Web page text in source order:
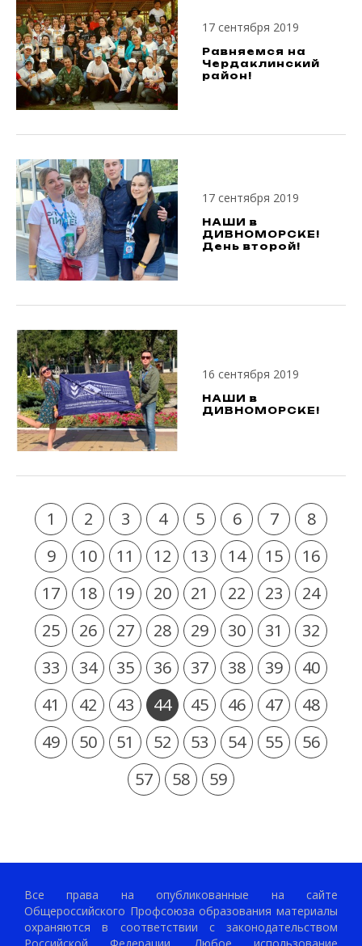
17 сентября 2019
Равняемся на
Чердаклинский
район!
17 сентября 2019
НАШИ в
ДИВНОМОРСКЕ!
День второй!
16 сентября 2019
НАШИ в
ДИВНОМОРСКЕ!
1 2 3 4 5 6 7
8
9
10 11 12 13 14 15
16
17
18 19 20 21 22 23
24
25
26 27 28 29 30 31
32
33
34 35 36 37 38 39
40
41
42 43 44 45 46 47
48
49
50 51 52 53 54 55
56
57
58 59
Все права на опубликованные на сайте
Общероссийского Профсоюза образования материалы
охраняются в соответствии с законодательством